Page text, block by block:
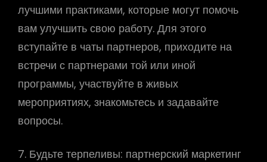
лучшими практиками, которые могут помочь
вам улучшить свою работу. Для этого
вступайте в чаты партнеров, приходите на
встречи с партнерами той или иной
программы, участвуйте в живых
мероприятиях, знакомьтесь и задавайте
вопросы.
7. Будьте терпеливы: партнерский маркетинг